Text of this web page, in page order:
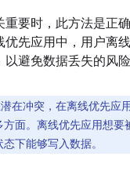
重要时，此方法是正
优先应用中，用户离
避免数据丢失的风险
潜在冲突，在离线优先应
面。离线优先应用想要
下能够写入数据。